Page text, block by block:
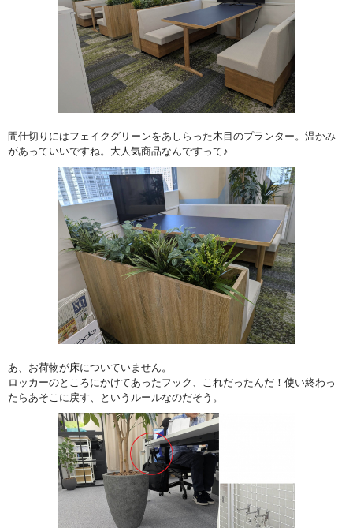
間仕切りにはフェイクグリーンをあしらった木目のプランター。温かみ
があっていいですね。大人気商品なんですって♪
あ、お荷物が床についていません。
ロッカーのところにかけてあったフック、これだったんだ！使い終わっ
たらあそこに戻す、というルールなのだそう。